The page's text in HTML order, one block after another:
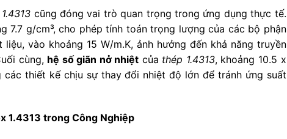
cũng đóng vai trò quan trọng trong ứng dụng thực tế.
7.7 g/cm³, cho phép tính toán trọng lượng của các bộ phận
vào khoảng 15 W/m.K, ảnh hưởng đến khả năng truyền
cùng, hệ số giãn nở nhiệt của thép 1.4313, khoảng 10.5 x
các thiết kế chịu sự thay đổi nhiệt độ lớn để tránh ứng suất
1.4313 trong Công Nghiệp